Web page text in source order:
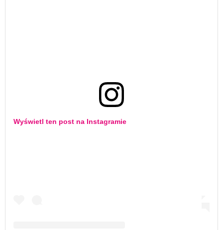
Wyświetl ten post na Instagramie